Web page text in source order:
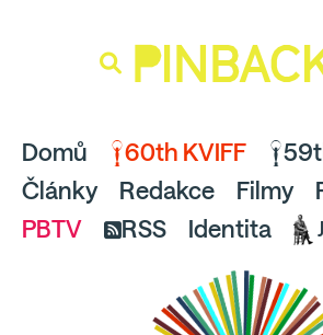
a pusťte se do čtení.
Domů 60th KVIFF
Články
Redakce Filmy
PBTV
RSS Identita